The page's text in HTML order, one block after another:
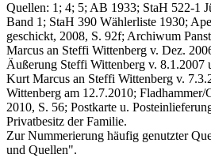
Quellen: 1; 4; 5; AB 1933; StaH 522-1
Band 1; StaH 390 Wählerliste 1930;
geschickt, 2008, S. 92f; Archiwum
Marcus an Steffi Wittenberg v. Dez.
Äußerung Steffi Wittenberg v. 8.1.2007
Kurt Marcus an Steffi Wittenberg v.
Wittenberg am 12.7.2010; Fladhammer/
2010, S. 56; Postkarte u.
Privatbesitz der Familie.
Zur Nummerierung häufig genutzter
und Quellen".